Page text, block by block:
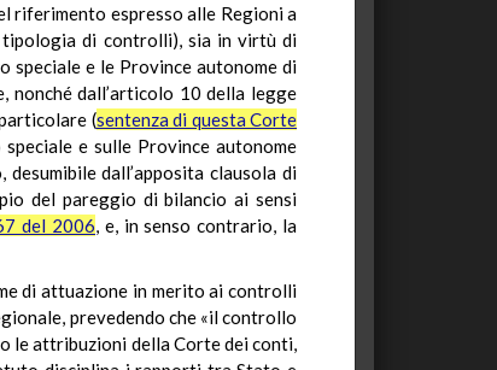
riferimento espresso alle Regioni a
tipologia di controlli), sia in virtù di
speciale e le Province autonome di
dall’articolo 10 della legge
(sentenza di questa Corte
e sulle Province autonome
dall’apposita clausola di
del pareggio di bilancio ai sensi
del 2006, e, in senso contrario, la
di attuazione in merito ai controlli
prevedendo che «il controllo
le attribuzioni della Corte dei conti,